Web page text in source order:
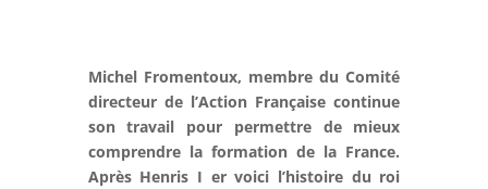
Michel Fromentoux, membre du Comité
directeur de l’Action Française continue
son travail pour permettre de mieux
comprendre la formation de la France.
Après Henris I er voici l’histoire du roi